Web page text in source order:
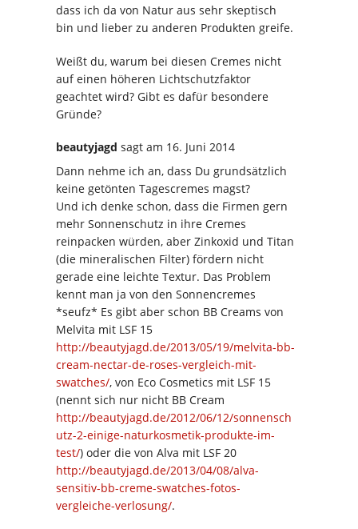
dass ich da von Natur aus sehr skeptisch
bin und lieber zu anderen Produkten greife.
Weißt du, warum bei diesen Cremes nicht
auf einen höheren Lichtschutzfaktor
geachtet wird? Gibt es dafür besondere
Gründe?
beautyjagd sagt am 16. Juni 2014
Dann nehme ich an, dass Du grundsätzlich
keine getönten Tagescremes magst?
Und ich denke schon, dass die Firmen gern
mehr Sonnenschutz in ihre Cremes
reinpacken würden, aber Zinkoxid und Titan
(die mineralischen Filter) fördern nicht
gerade eine leichte Textur. Das Problem
kennt man ja von den Sonnencremes
*seufz* Es gibt aber schon BB Creams von
Melvita mit LSF 15
http://beautyjagd.de/2013/05/19/melvita-bb-
cream-nectar-de-roses-vergleich-mit-
swatches/, von Eco Cosmetics mit LSF 15
(nennt sich nur nicht BB Cream
http://beautyjagd.de/2012/06/12/sonnensch
utz-2-einige-naturkosmetik-produkte-im-
test/) oder die von Alva mit LSF 20
http://beautyjagd.de/2013/04/08/alva-
sensitiv-bb-creme-swatches-fotos-
vergleiche-verlosung/.